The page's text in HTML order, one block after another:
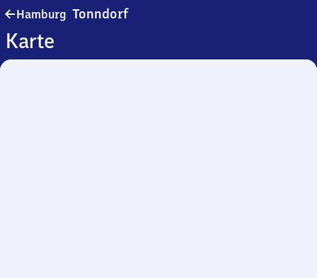
Hamburg TonndorfHamburg-
Karte